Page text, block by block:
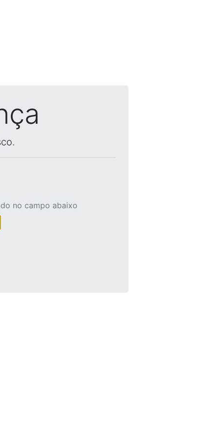
no campo abaixo